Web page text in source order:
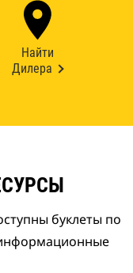
Найти
Дилера
буклеты по